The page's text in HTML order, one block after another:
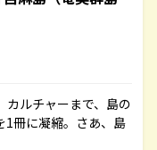
ルチャーまで、島の
1冊に凝縮。さあ、島